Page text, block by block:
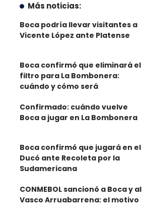
Más noticias:
Boca podría llevar visitantes a
Vicente López ante Platense
Boca confirmó que eliminará el
filtro para La Bombonera:
cuándo y cómo será
Confirmado: cuándo vuelve
Boca a jugar en La Bombonera
Boca confirmó que jugará en el
Ducó ante Recoleta por la
Sudamericana
CONMEBOL sancionó a Boca y al
Vasco Arruabarrena: el motivo